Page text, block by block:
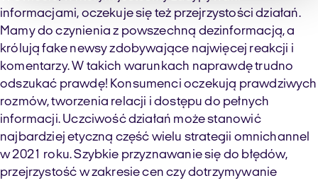
informacjami, oczekuje się też przejrzystości działań.
Mamy do czynienia z powszechną dezinformacją, a
królują fake newsy zdobywające najwięcej reakcji i
komentarzy. W takich warunkach naprawdę trudno
odszukać prawdę! Konsumenci oczekują prawdziwych
rozmów, tworzenia relacji i dostępu do pełnych
informacji. Uczciwość działań może stanowić
najbardziej etyczną część wielu strategii omnichannel
w 2021 roku. Szybkie przyznawanie się do błędów,
przejrzystość w zakresie cen czy dotrzymywanie